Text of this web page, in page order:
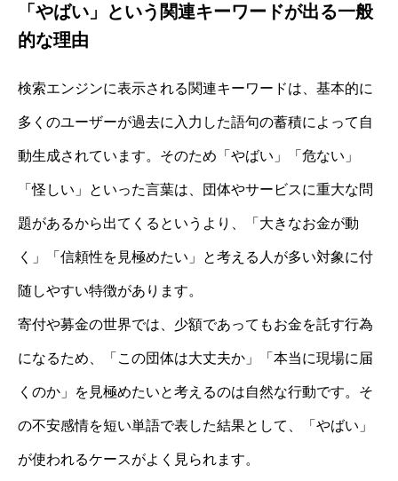
「やばい」という関連キーワードが出る一般
的な理由
検索エンジンに表示される関連キーワードは、基本的に
多くのユーザーが過去に入力した語句の蓄積によって自
動生成されています。そのため「やばい」「危ない」
「怪しい」といった言葉は、団体やサービスに重大な問
題があるから出てくるというより、「大きなお金が動
く」「信頼性を見極めたい」と考える人が多い対象に付
随しやすい特徴があります。
寄付や募金の世界では、少額であってもお金を託す行為
になるため、「この団体は大丈夫か」「本当に現場に届
くのか」を見極めたいと考えるのは自然な行動です。そ
の不安感情を短い単語で表した結果として、「やばい」
が使われるケースがよく見られます。